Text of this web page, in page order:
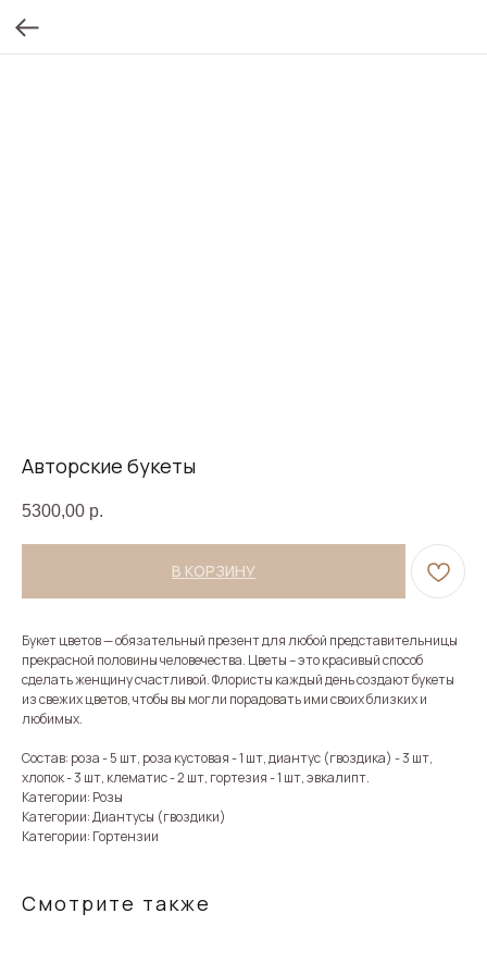
Авторские букеты
5300,00 р.
В КОРЗИНУ
Букет цветов — обязательный презент для любой представительницы
прекрасной половины человечества. Цветы – это красивый способ
сделать женщину счастливой. Флористы каждый день создают букеты
из свежих цветов, чтобы вы могли порадовать ими своих близких и
любимых.
Состав: роза - 5 шт, роза кустовая - 1 шт, диантус (гвоздика) - 3 шт,
хлопок - 3 шт, клематис - 2 шт, гортезия - 1 шт, эвкалипт.
Категории: Розы
Категории: Диантусы (гвоздики)
Категории: Гортензии
Смотрите также